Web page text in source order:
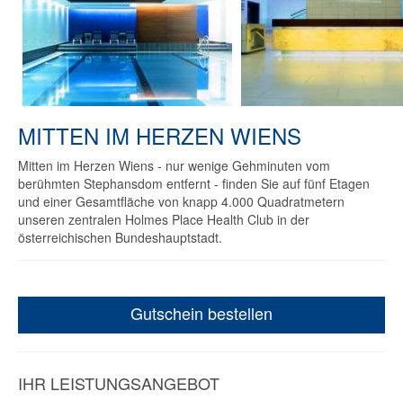
MITTEN IM HERZEN WIENS
Mitten im Herzen Wiens - nur wenige Gehminuten vom
berühmten Stephansdom entfernt - finden Sie auf fünf Etagen
und einer Gesamtfläche von knapp 4.000 Quadratmetern
unseren zentralen Holmes Place Health Club in der
österreichischen Bundeshauptstadt.
Gutschein bestellen
IHR LEISTUNGSANGEBOT